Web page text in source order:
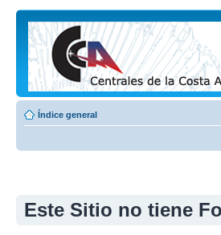
Índice general
Este Sitio no tiene